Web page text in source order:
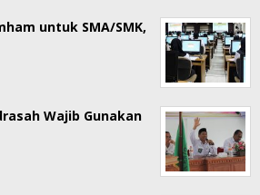
untuk SMA/SMK,
Wajib Gunakan